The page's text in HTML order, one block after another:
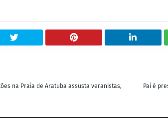
Pai é
na Praia de Aratuba assusta veranistas,